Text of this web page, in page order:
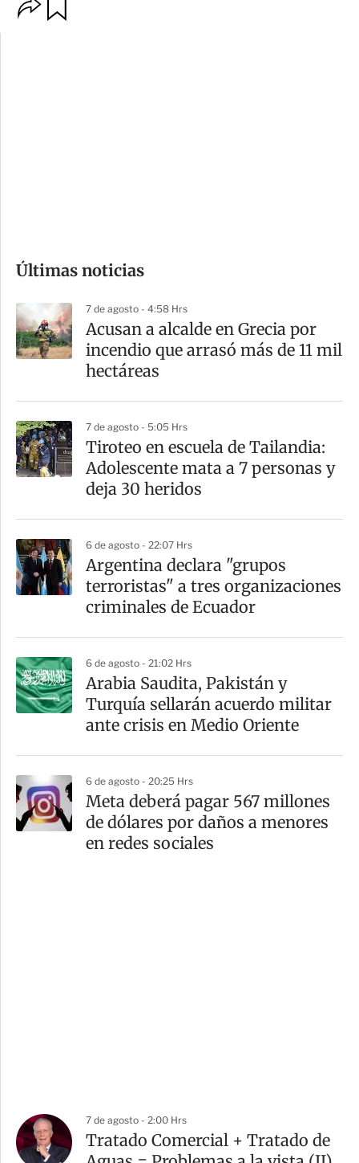
m
a
r
t
Últimas noticias
7 de agosto - 4:58 Hrs
Acusan a alcalde en Grecia por
incendio que arrasó más de 11 mil
hectáreas
7 de agosto - 5:05 Hrs
Tiroteo en escuela de Tailandia:
Adolescente mata a 7 personas y
deja 30 heridos
6 de agosto - 22:07 Hrs
Argentina declara "grupos
terroristas" a tres organizaciones
criminales de Ecuador
6 de agosto - 21:02 Hrs
Arabia Saudita, Pakistán y
Turquía sellarán acuerdo militar
ante crisis en Medio Oriente
6 de agosto - 20:25 Hrs
Meta deberá pagar 567 millones
de dólares por daños a menores
en redes sociales
7 de agosto - 2:00 Hrs
Tratado Comercial + Tratado de